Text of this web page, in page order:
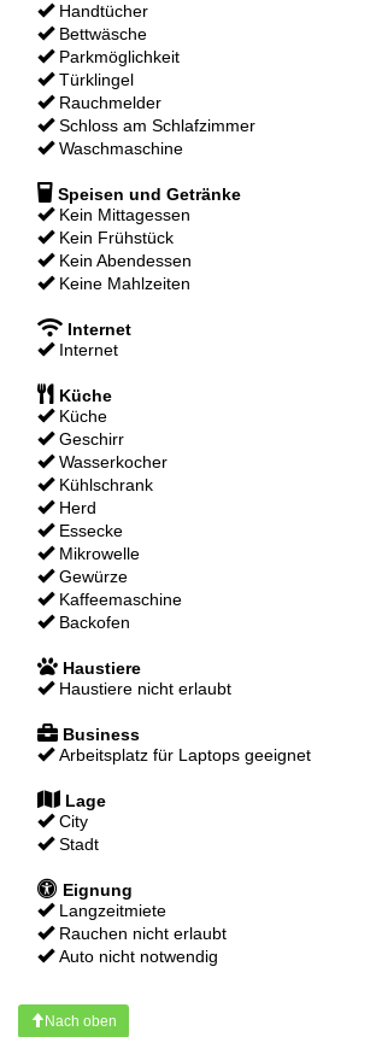
Handtücher
Bettwäsche
Parkmöglichkeit
Türklingel
Rauchmelder
Schloss am Schlafzimmer
Waschmaschine
Speisen und Getränke
Kein Mittagessen
Kein Frühstück
Kein Abendessen
Keine Mahlzeiten
Internet
Internet
Küche
Küche
Geschirr
Wasserkocher
Kühlschrank
Herd
Essecke
Mikrowelle
Gewürze
Kaffeemaschine
Backofen
Haustiere
Haustiere nicht erlaubt
Business
Arbeitsplatz für Laptops geeignet
Lage
City
Stadt
Eignung
Langzeitmiete
Rauchen nicht erlaubt
Auto nicht notwendig
Nach oben